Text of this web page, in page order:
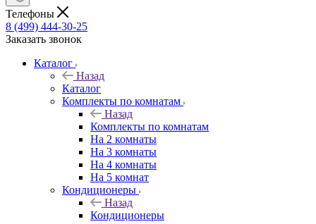
Телефоны
8 (499) 444-30-25
Заказать звонок
Каталог
Назад
Каталог
Комплекты по комнатам
Назад
Комплекты по комнатам
На 2 комнаты
На 3 комнаты
На 4 комнаты
На 5 комнат
Кондиционеры
Назад
Кондиционеры